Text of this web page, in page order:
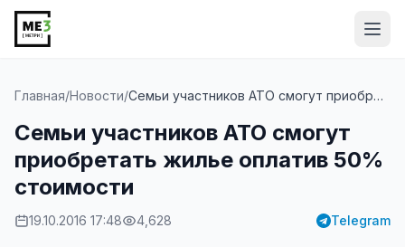
Главная/Новости/ Семьи участников АТО смогут приобретать жилье опла...
Семьи участников АТО смогут
приобретать жилье оплатив 50%
стоимости
19.10.2016 17:48 4,628 Telegram